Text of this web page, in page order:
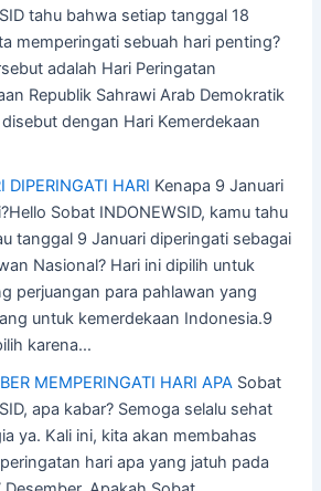
tahu bahwa setiap tanggal 18
memperingati sebuah hari penting?
adalah Hari Peringatan
Republik Sahrawi Arab Demokratik
dengan Hari Kemerdekaan
DIPERINGATI HARI Kenapa 9 Januari
Sobat INDONEWSID, kamu tahu
tanggal 9 Januari diperingati sebagai
Nasional? Hari ini dipilih untuk
perjuangan para pahlawan yang
untuk kemerdekaan Indonesia.9
karena…
MEMPERINGATI HARI APA Sobat
apa kabar? Semoga selalu sehat
ya. Kali ini, kita akan membahas
hari apa yang jatuh pada